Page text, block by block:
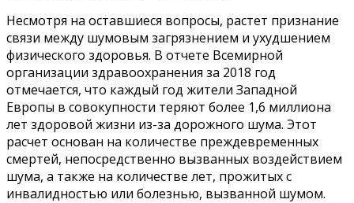
Несмотря на оставшиеся вопросы, растет признание
связи между шумовым загрязнением и ухудшением
физического здоровья. В отчете Всемирной
организации здравоохранения за 2018 год
отмечается, что каждый год жители Западной
Европы в совокупности теряют более 1,6 миллиона
лет здоровой жизни из-за дорожного шума. Этот
расчет основан на количестве преждевременных
смертей, непосредственно вызванных воздействием
шума, а также на количестве лет, прожитых с
инвалидностью или болезнью, вызванной шумом.